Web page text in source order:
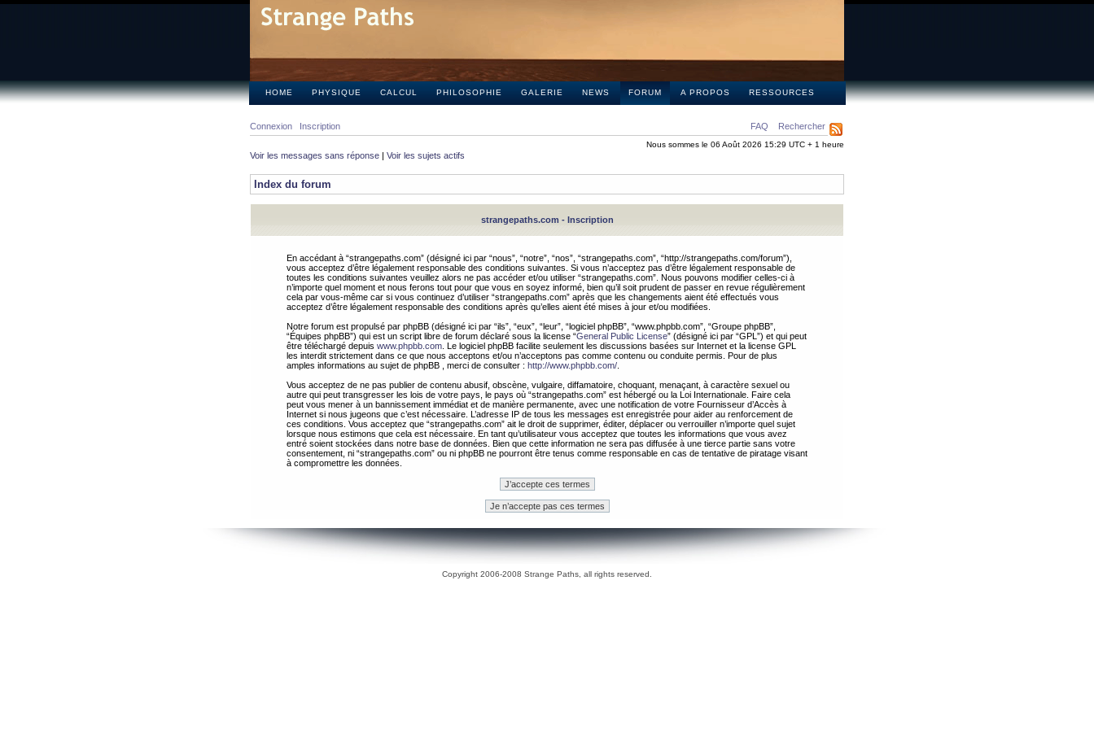
HOME PHYSIQUE CALCUL PHILOSOPHIE GALERIE NEWS FORUM A PROPOS RESSOURCES
FAQ Rechercher
Connexion Inscription
Nous sommes le 06 Août 2026 15:29 UTC + 1 heure
Voir les messages sans réponse | Voir les sujets actifs
Index du forum
strangepaths.com - Inscription
En accédant à “strangepaths.com” (désigné ici par “nous”, “notre”, “nos”, “strangepaths.com”, “http://strangepaths.com/forum”),
vous acceptez d’être légalement responsable des conditions suivantes. Si vous n’acceptez pas d’être légalement responsable de
toutes les conditions suivantes veuillez alors ne pas accéder et/ou utiliser “strangepaths.com”. Nous pouvons modifier celles-ci à
n’importe quel moment et nous ferons tout pour que vous en soyez informé, bien qu’il soit prudent de passer en revue régulièrement
cela par vous-même car si vous continuez d’utiliser “strangepaths.com” après que les changements aient été effectués vous
acceptez d’être légalement responsable des conditions après qu’elles aient été mises à jour et/ou modifiées.
Notre forum est propulsé par phpBB (désigné ici par “ils”, “eux”, “leur”, “logiciel phpBB”, “www.phpbb.com”, “Groupe phpBB”,
“Équipes phpBB”) qui est un script libre de forum déclaré sous la license “General Public License” (désigné ici par “GPL”) et qui peut
être téléchargé depuis www.phpbb.com . Le logiciel phpBB facilite seulement les discussions basées sur Internet et la license GPL
les interdit strictement dans ce que nous acceptons et/ou n’acceptons pas comme contenu ou conduite permis. Pour de plus
amples informations au sujet de phpBB , merci de consulter : http://www.phpbb.com/
Vous acceptez de ne pas publier de contenu abusif, obscène, vulgaire, diffamatoire, choquant, menaçant, à caractère sexuel ou
autre qui peut transgresser les lois de votre pays, le pays où “strangepaths.com” est hébergé ou la Loi Internationale. Faire cela
peut vous mener à un bannissement immédiat et de manière permanente, avec une notification de votre Fournisseur d’Accès à
Internet si nous jugeons que c’est nécessaire. L’adresse IP de tous les messages est enregistrée pour aider au renforcement de
ces conditions. Vous acceptez que “strangepaths.com” ait le droit de supprimer, éditer, déplacer ou verrouiller n’importe quel sujet
lorsque nous estimons que cela est nécessaire. En tant qu’utilisateur vous acceptez que toutes les informations que vous avez
entré soient stockées dans notre base de données. Bien que cette information ne sera pas diffusée à une tierce partie sans votre
consentement, ni “strangepaths.com” ou ni phpBB ne pourront être tenus comme responsable en cas de tentative de piratage visant
à compromettre les données.
Copyright 2006-2008 Strange Paths, all rights reserved.